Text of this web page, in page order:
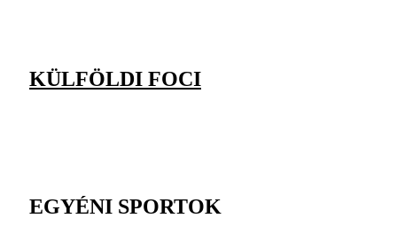
KÜLFÖLDI FOCI
EGYÉNI SPORTOK